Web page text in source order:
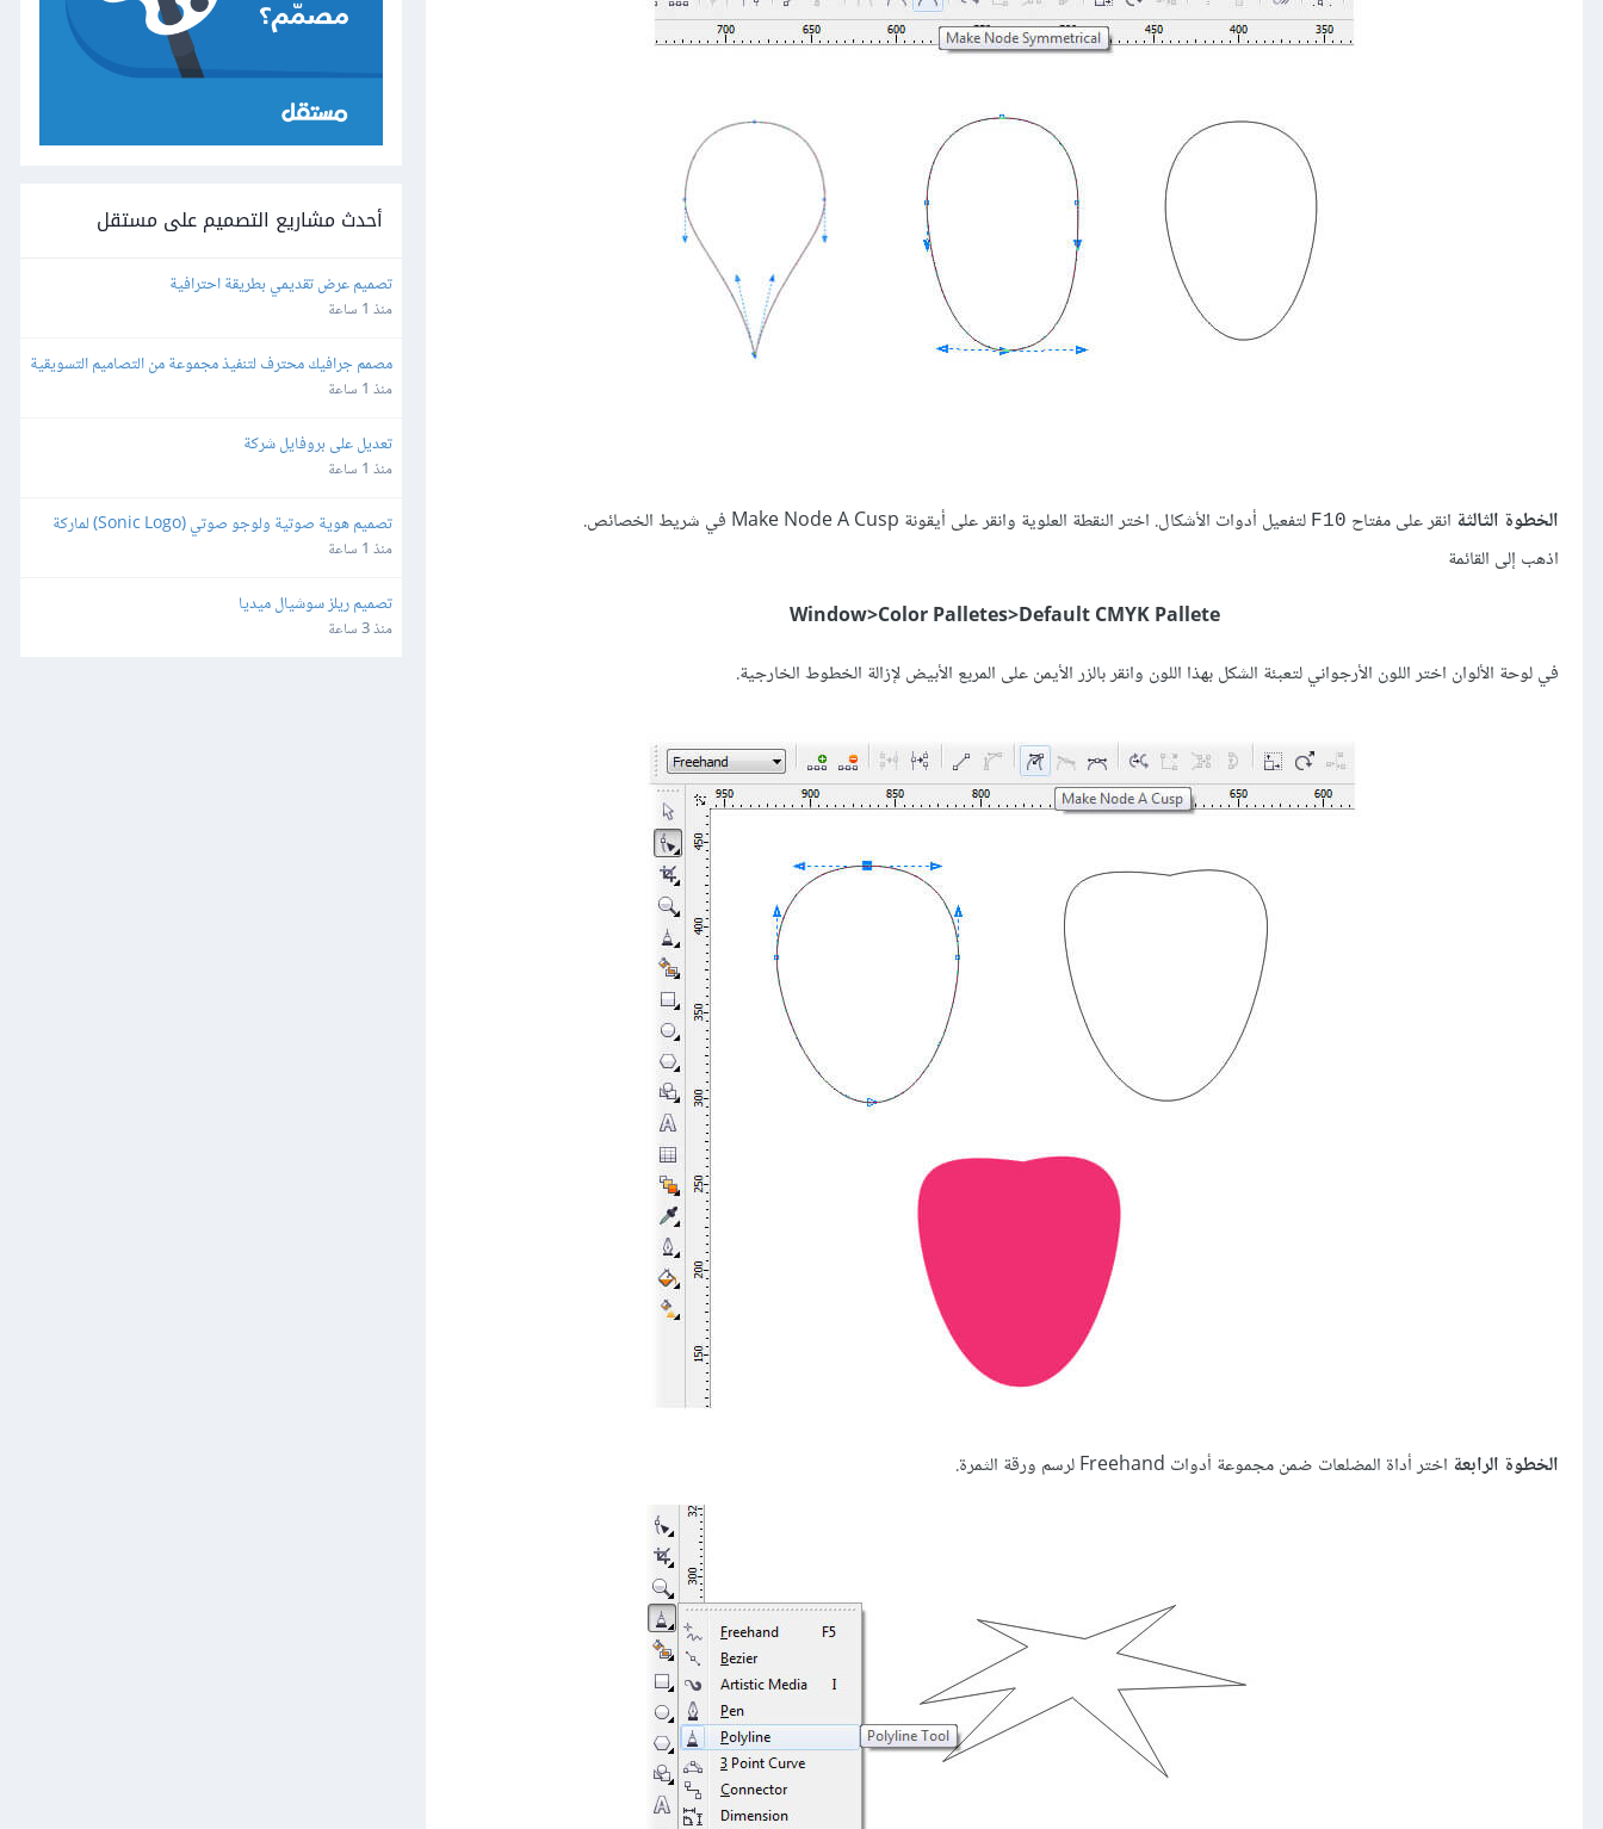
الخطوة الثالثة انقر على مفتاح F10 لتفعيل أدوات الأشكال. اختر النقطة العلوية وانقر على أيقونة Make Node A Cusp في شريط الخصائص.
اذهب إلى القائمة
Window>Color Palletes>Default CMYK Pallete
في لوحة الألوان اختر اللون الأرجواني لتعبئة الشكل بهذا اللون وانقر بالزر الأيمن على المربع الأبيض لإزالة الخطوط الخارجية.
الخطوة الرابعة اختر أداة المضلعات ضمن مجموعة أدوات Freehand لرسم ورقة الثمرة.
أحدث مشاريع التصميم على مستقل
تصميم عرض تقديمي بطريقة احترافية
منذ 1 ساعة
مصمم جرافيك محترف لتنفيذ مجموعة من التصاميم التسويقية
منذ 1 ساعة
تعديل على بروفايل شركة
منذ 1 ساعة
أطفال
منذ 1 ساعة
تصميم ريلز سوشيال ميديا
منذ 3 ساعة